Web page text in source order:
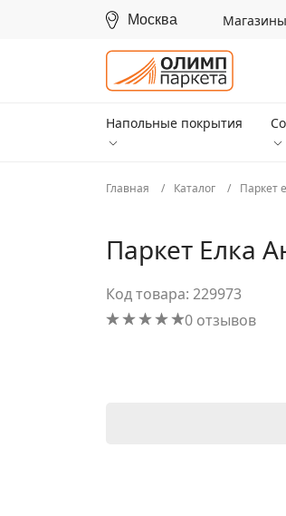
Москва Магазины
Напольные покрытия
Главная Каталог Паркет
Паркет Елка
Код товара: 229973
0 отзывов